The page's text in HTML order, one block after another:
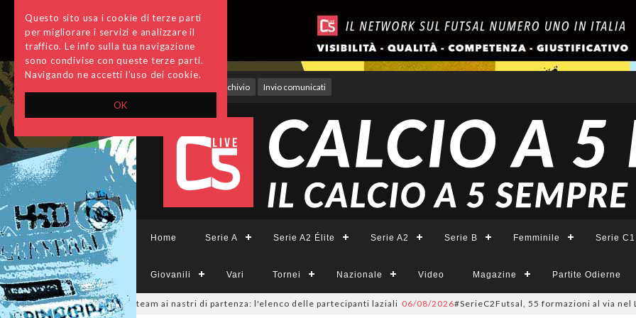
OK
Questo sito usa i cookie di terze parti
per migliorare i servizi e analizzare il
traffico. Le info sulla tua navigazione
sono condivise con queste terze parti.
Navigando ne accetti l'uso dei cookie.
Archivio Invio comunicati
Home Serie A Serie A2 Élite Serie A2 Serie B Femminile Serie C1
Giovanili Vari Tornei Nazionale Video Magazine Partite Odierne
sono 14 i team ai nastri di partenza: l'elenco delle partecipanti laziali 06/08/2026#SerieC2Futsal, 55 formazioni al via nel Lazio: la